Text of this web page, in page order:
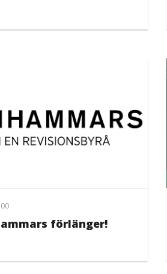
förlänger!